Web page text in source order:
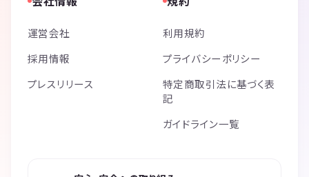
運営会社
採用情報
プレスリリース
利用規約
プライバシーポリシー
特定商取引法に基づく表
記
ガイドライン一覧